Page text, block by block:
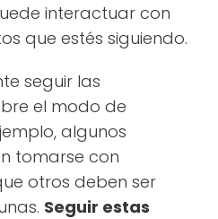
interactuar con
que estés siguiendo.
seguir las
el modo de
algunos
tomarse con
otros deben ser
Seguir estas